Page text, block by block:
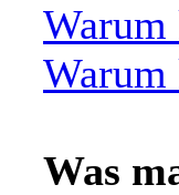
Warum
Was